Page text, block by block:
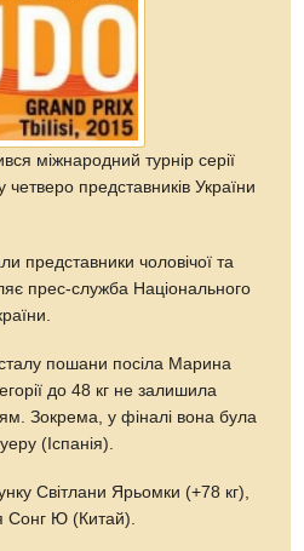
міжнародний турнір серії
представників України
представники чоловічої та
прес-служба Національного
пошани посіла Марина
до 48 кг не залишила
Зокрема, у фіналі вона була
(Іспанія).
Світлани Ярьомки (+78 кг),
Сонг Ю (Китай).